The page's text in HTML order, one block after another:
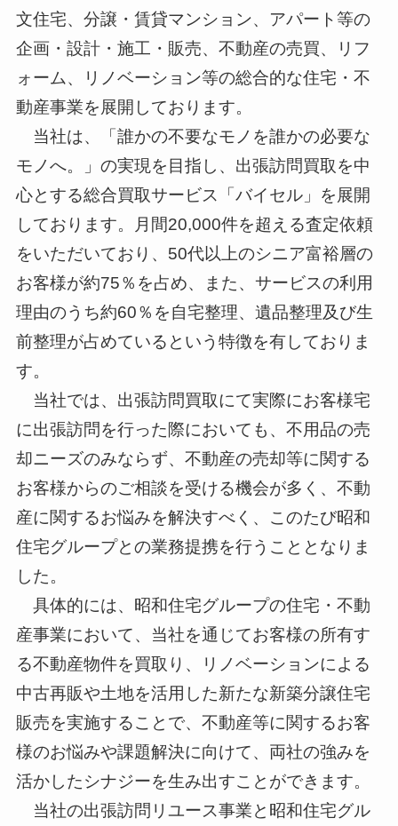
文住宅、分譲・賃貸マンション、アパート等の
企画・設計・施工・販売、不動産の売買、リフ
ォーム、リノベーション等の総合的な住宅・不
動産事業を展開しております。
当社は、「誰かの不要なモノを誰かの必要な
モノへ。」の実現を目指し、出張訪問買取を中
心とする総合買取サービス「バイセル」を展開
しております。月間20,000件を超える査定依頼
をいただいており、50代以上のシニア富裕層の
お客様が約75％を占め、また、サービスの利用
理由のうち約60％を自宅整理、遺品整理及び生
前整理が占めているという特徴を有しておりま
す。
当社では、出張訪問買取にて実際にお客様宅
に出張訪問を行った際においても、不用品の売
却ニーズのみならず、不動産の売却等に関する
お客様からのご相談を受ける機会が多く、不動
産に関するお悩みを解決すべく、このたび昭和
住宅グループとの業務提携を行うこととなりま
した。
具体的には、昭和住宅グループの住宅・不動
産事業において、当社を通じてお客様の所有す
る不動産物件を買取り、リノベーションによる
中古再販や土地を活用した新たな新築分譲住宅
販売を実施することで、不動産等に関するお客
様のお悩みや課題解決に向けて、両社の強みを
活かしたシナジーを生み出すことができます。
当社の出張訪問リユース事業と昭和住宅グル